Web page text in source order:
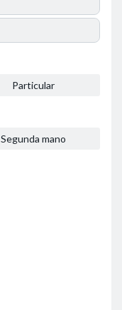
Particular
Segunda mano